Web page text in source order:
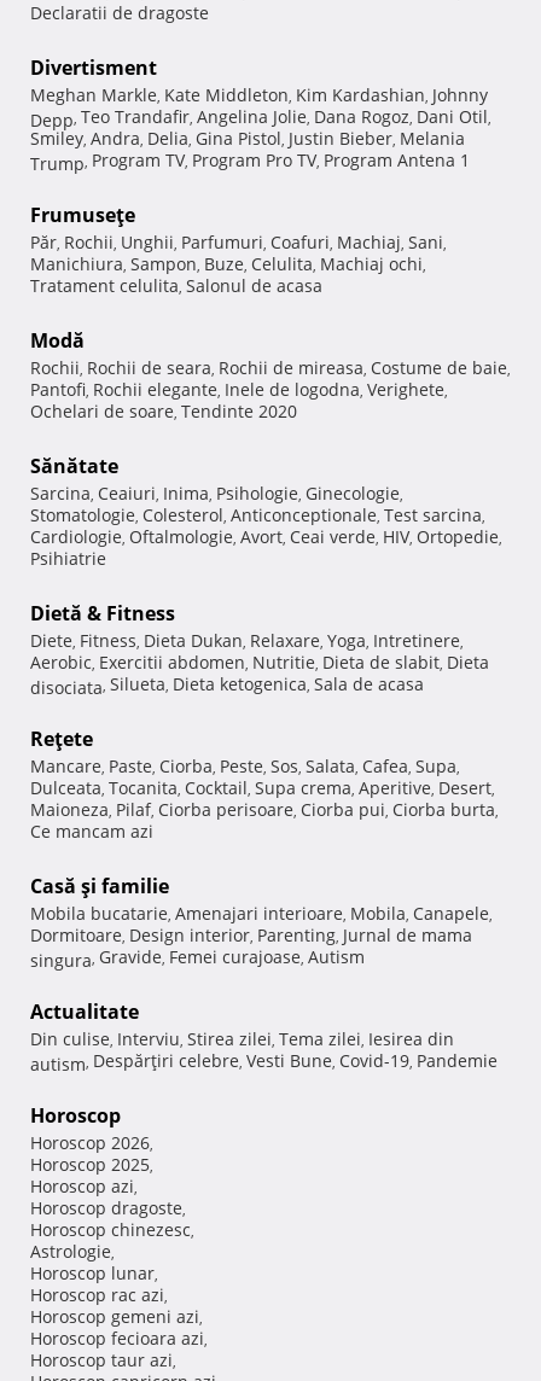
Declaratii de dragoste
Divertisment
Meghan Markle, Kate Middleton, Kim Kardashian, Johnny
Depp, Teo Trandafir, Angelina Jolie, Dana Rogoz, Dani Otil,
Smiley, Andra, Delia, Gina Pistol, Justin Bieber, Melania
Trump, Program TV, Program Pro TV, Program Antena 1
Frumuseţe
Păr, Rochii, Unghii, Parfumuri, Coafuri, Machiaj, Sani,
Manichiura, Sampon, Buze, Celulita, Machiaj ochi,
Tratament celulita, Salonul de acasa
Modă
Rochii, Rochii de seara, Rochii de mireasa, Costume de baie,
Pantofi, Rochii elegante, Inele de logodna, Verighete,
Ochelari de soare, Tendinte 2020
Sănătate
Sarcina, Ceaiuri, Inima, Psihologie, Ginecologie,
Stomatologie, Colesterol, Anticonceptionale, Test sarcina,
Cardiologie, Oftalmologie, Avort, Ceai verde, HIV, Ortopedie,
Psihiatrie
Dietă & Fitness
Diete, Fitness, Dieta Dukan, Relaxare, Yoga, Intretinere,
Aerobic, Exercitii abdomen, Nutritie, Dieta de slabit, Dieta
disociata, Silueta, Dieta ketogenica, Sala de acasa
Reţete
Mancare, Paste, Ciorba, Peste, Sos, Salata, Cafea, Supa,
Dulceata, Tocanita, Cocktail, Supa crema, Aperitive, Desert,
Maioneza, Pilaf, Ciorba perisoare, Ciorba pui, Ciorba burta,
Ce mancam azi
Casă şi familie
Mobila bucatarie, Amenajari interioare, Mobila, Canapele,
Dormitoare, Design interior, Parenting, Jurnal de mama
singura, Gravide, Femei curajoase, Autism
Actualitate
Din culise, Interviu, Stirea zilei, Tema zilei, Iesirea din
autism, Despărţiri celebre, Vesti Bune, Covid-19, Pandemie
Horoscop
Horoscop 2026,
Horoscop 2025,
Horoscop azi,
Horoscop dragoste,
Horoscop chinezesc,
Astrologie,
Horoscop lunar,
Horoscop rac azi,
Horoscop gemeni azi,
Horoscop fecioara azi,
Horoscop taur azi,